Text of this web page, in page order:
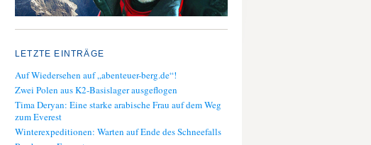
LETZTE EINTRÄGE
Auf Wiedersehen auf „abenteuer-berg.de“!
Zwei Polen aus K2-Basislager ausgeflogen
Tima Deryan: Eine starke arabische Frau auf dem Weg
zum Everest
Winterexpeditionen: Warten auf Ende des Schneefalls